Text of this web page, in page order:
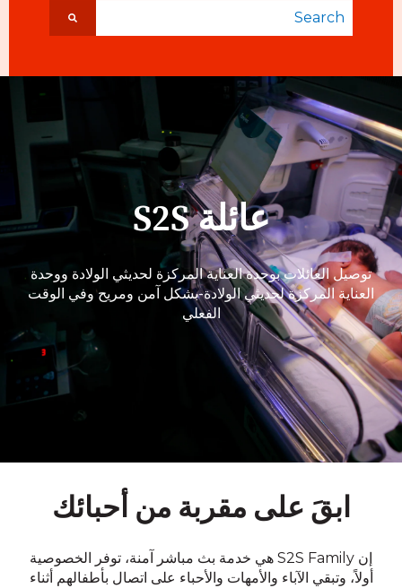
field with an auto-suggest feature attached.
عائلة S2S
توصيل العائلات بوحدة العناية المركزة لحديثي الولادة ووحدة
العناية المركزة لحديثي الولادة-بشكل آمن ومريح وفي الوقت
الفعلي
ابقَ على مقربة من أحبائك
إن S2S Family هي خدمة بث مباشر آمنة، توفر الخصوصية
أولاً، وتبقي الآباء والأمهات والأحباء على اتصال بأطفالهم أثناء